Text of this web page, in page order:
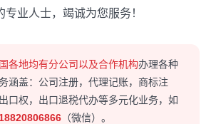
业人士，竭诚为您服务！
各地均有分公司以及合作机构办理各种
涵盖：公司注册，代理记账，商标注
口权，出口退税代办等多元化业务，如
18820806866 （微信）。